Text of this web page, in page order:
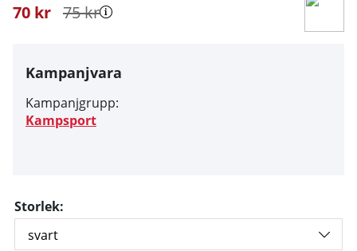
75kr
70 kr
Kampanjvara
Kampanjgrupp:
Kampsport
Storlek: